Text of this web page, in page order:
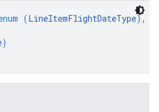
(LineItemFlightDateType),
)